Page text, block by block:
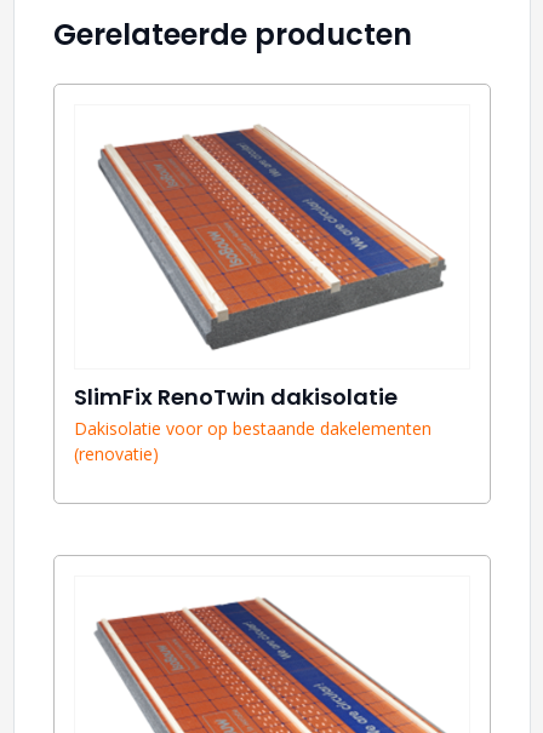
Gerelateerde producten
SlimFix RenoTwin dakisolatie
Dakisolatie voor op bestaande dakelementen
(renovatie)